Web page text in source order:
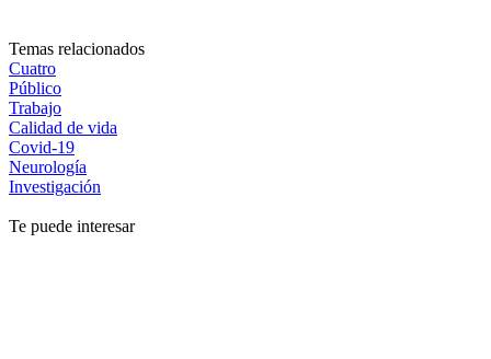
Temas relacionados
Cuatro
Público
Trabajo
Calidad de vida
Covid-19
Neurología
Investigación
Te puede interesar